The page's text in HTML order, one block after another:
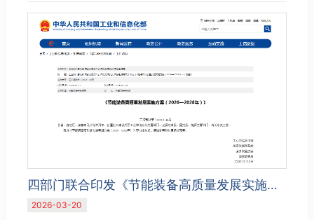
四部门联合印发《节能装备高质量发展实施方案（2026—2028年）》
2026-03-20